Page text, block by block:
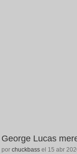
George Lucas
por chuckbass el 15 abr